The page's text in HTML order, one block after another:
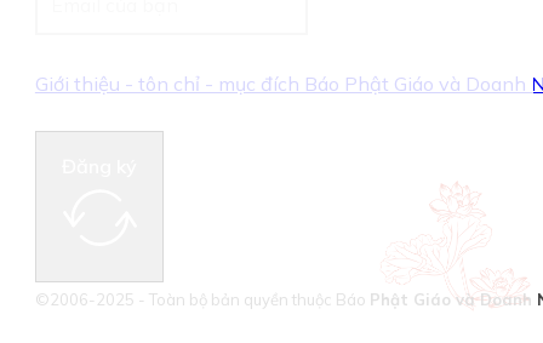
Giới thiệu - tôn chỉ - mục đích Báo Phật Giáo và Doanh
©2006-2025 - Toàn bộ bản quyền thuộc Báo Phật Giáo và Doanh